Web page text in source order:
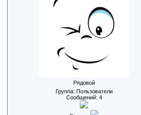
Рядовой
Группа: Пользователи
Сообщений: 4